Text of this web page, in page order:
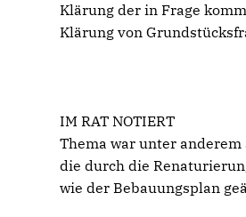
Klärung der in Frage
Klärung von
IM RAT NOTIERT
Thema war unter
die durch die
wie der Bebauungsplan